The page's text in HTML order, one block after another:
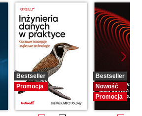
Bestseller
Promocja
Bestseller
Nowość
Promocja